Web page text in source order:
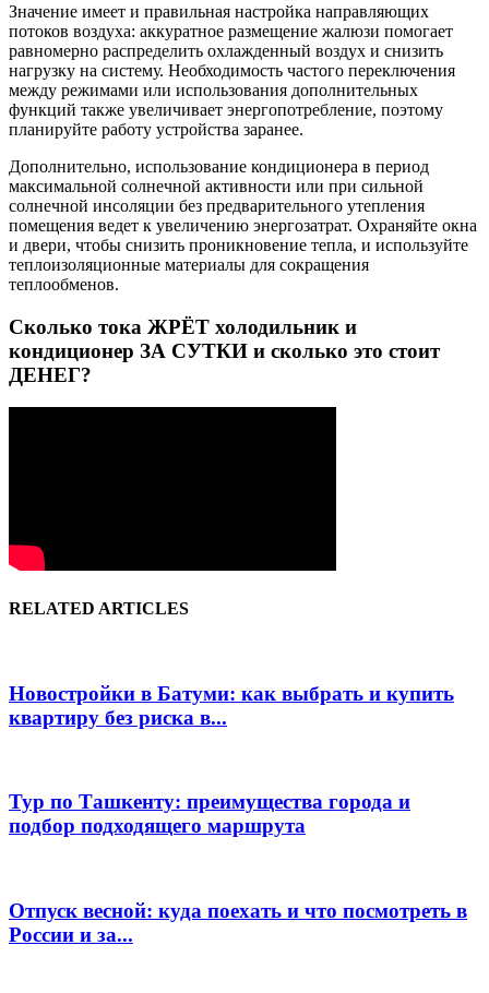
Значение имеет и правильная настройка направляющих
потоков воздуха: аккуратное размещение жалюзи помогает
равномерно распределить охлажденный воздух и снизить
нагрузку на систему. Необходимость частого переключения
между режимами или использования дополнительных
функций также увеличивает энергопотребление, поэтому
планируйте работу устройства заранее.
Дополнительно, использование кондиционера в период
максимальной солнечной активности или при сильной
солнечной инсоляции без предварительного утепления
помещения ведет к увеличению энергозатрат. Охраняйте окна
и двери, чтобы снизить проникновение тепла, и используйте
теплоизоляционные материалы для сокращения
теплообменов.
Сколько тока ЖРЁТ холодильник и
кондиционер ЗА СУТКИ и сколько это стоит
ДЕНЕГ?
RELATED ARTICLES
Новостройки в Батуми: как выбрать и купить
квартиру без риска в...
Тур по Ташкенту: преимущества города и
подбор подходящего маршрута
Отпуск весной: куда поехать и что посмотреть в
России и за...